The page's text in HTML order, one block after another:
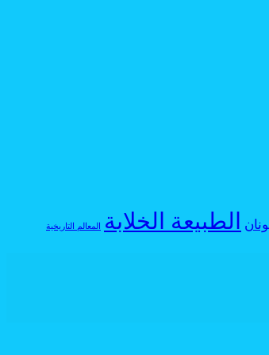
الطبيعة الخلابة المعالم التاريخية